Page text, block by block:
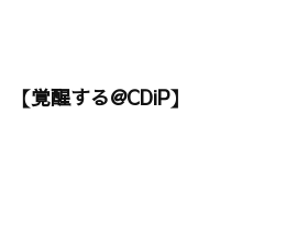
【覚醒する@CDiP】